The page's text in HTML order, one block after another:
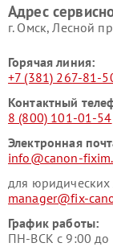
Адрес
г. Омск, ​Лесной
Горячая линия:
+7 (381) 267-81-
Контактный
8 (800) 101-01-54
Электронная
info@canon-
для юридических
manager@fix-
График работы:
ПН-ВСК с 9:00 до